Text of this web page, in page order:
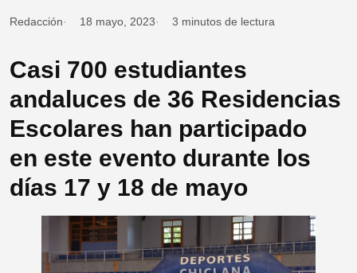
Redacción 18 mayo, 2023 3 minutos de lectura
Casi 700 estudiantes
andaluces de 36 Residencias
Escolares han participado
en este evento durante los
días 17 y 18 de mayo